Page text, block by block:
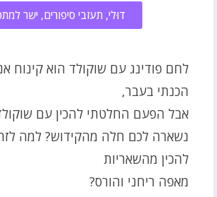
דוּלי, תעזבי סיפורים, ישר
לחם פודינג עם שוקולד הוא קינוח
הכנתי בעבר,
אבל הפעם החלטתי להכין עם
נשארה לכם חלה מהקידוש? למה
להכין מהשאריות
מאפה ריחני והורס?